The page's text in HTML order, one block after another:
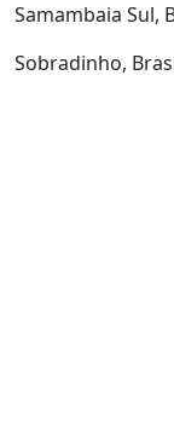
Samambaia Sul,
Sobradinho,